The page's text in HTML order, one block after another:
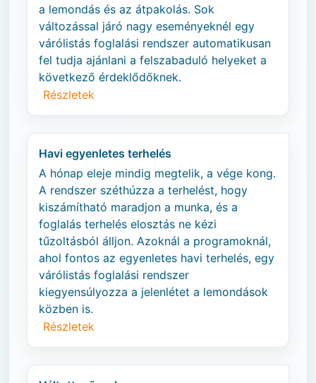
a lemondás és az átpakolás. Sok
változással járó nagy eseményeknél egy
várólistás foglalási rendszer automatikusan
fel tudja ajánlani a felszabaduló helyeket a
következő érdeklődőknek.
Részletek
Havi egyenletes terhelés
A hónap eleje mindig megtelik, a vége kong.
A rendszer széthúzza a terhelést, hogy
kiszámítható maradjon a munka, és a
foglalás terhelés elosztás ne kézi
tűzoltásból álljon. Azoknál a programoknál,
ahol fontos az egyenletes havi terhelés, egy
várólistás foglalási rendszer
kiegyensúlyozza a jelenlétet a lemondások
közben is.
Részletek